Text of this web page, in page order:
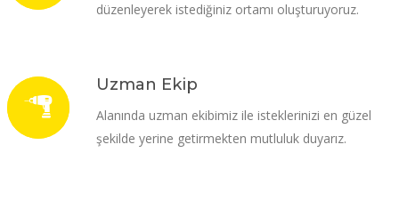
düzenleyerek istediğiniz ortamı oluşturuyoruz.
Uzman Ekip
Alanında uzman ekibimiz ile isteklerinizi en güzel
şekilde yerine getirmekten mutluluk duyarız.